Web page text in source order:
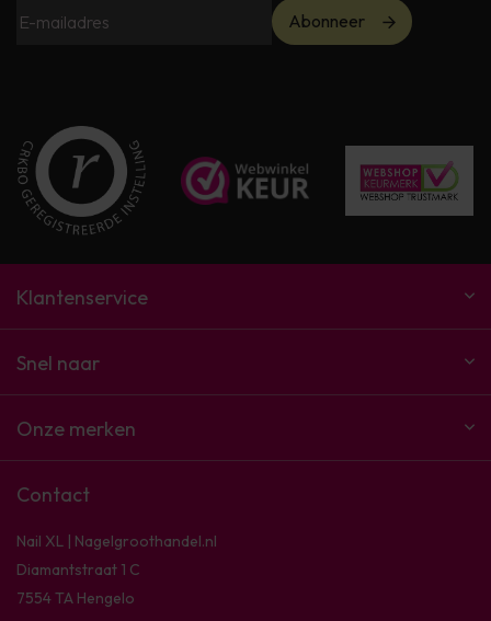
Abonneer
Klantenservice
Snel naar
Onze merken
Contact
Nail XL | Nagelgroothandel.nl
Diamantstraat 1 C
7554 TA Hengelo